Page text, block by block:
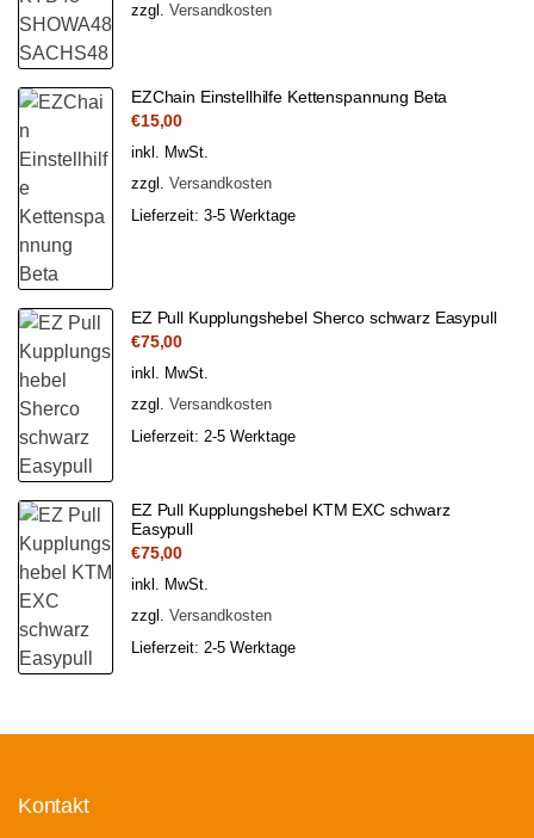
zzgl. Versandkosten
EZChain Einstellhilfe Kettenspannung Beta
€15,00
inkl. MwSt.
zzgl. Versandkosten
Lieferzeit: 3-5 Werktage
EZ Pull Kupplungshebel Sherco schwarz Easypull
€75,00
inkl. MwSt.
zzgl. Versandkosten
Lieferzeit: 2-5 Werktage
EZ Pull Kupplungshebel KTM EXC schwarz
Easypull
€75,00
inkl. MwSt.
zzgl. Versandkosten
Lieferzeit: 2-5 Werktage
Kontakt